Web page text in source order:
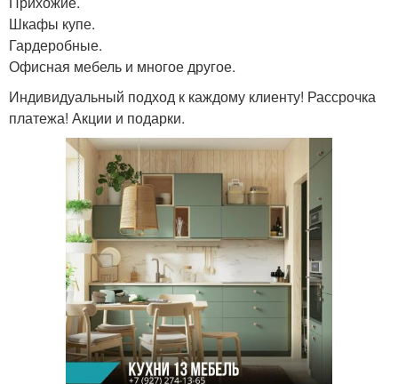
Шкафы купе.
Гардеробные.
Офисная мебель и многое другое.
Индивидуальный подход к каждому клиенту! Рассрочка
платежа! Акции и подарки.